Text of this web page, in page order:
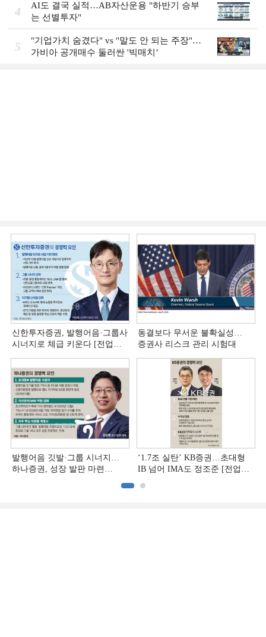
4
AI도 결국 실적…AB자산운용 "하반기 승부
는 선별투자"
5
"기업가치 숨겼다" vs "말도 안 되는 주장"…
가비아 공개매수 둘러싼 '빅매치’
신한투자증권, 발행어음·그룹사
시너지로 체급 키운다 [전업계
동결보다 무서운 불확실성…
증권사 리스크 관리 시험대
발행어음 깃발·그룹 시너지…
하나증권, 성장 발판 마련
‘1.7조 실탄’ KB증권…초대형
IB 넘어 IMA도 정조준 [전업계